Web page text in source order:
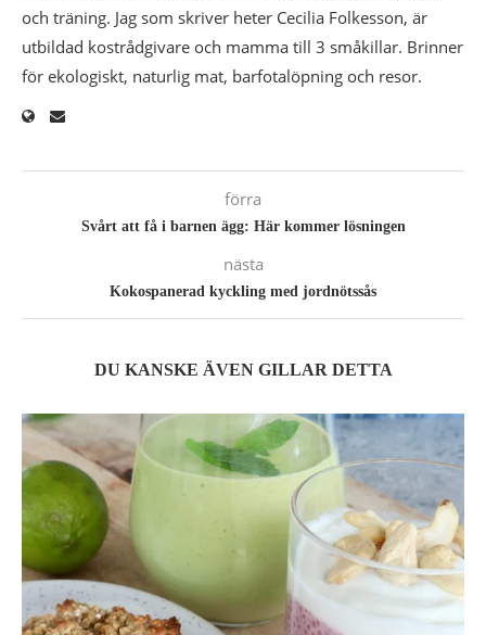
och träning. Jag som skriver heter Cecilia Folkesson, är
utbildad kostrådgivare och mamma till 3 småkillar. Brinner
för ekologiskt, naturlig mat, barfotalöpning och resor.
förra
Svårt att få i barnen ägg: Här kommer lösningen
nästa
Kokospanerad kyckling med jordnötssås
DU KANSKE ÄVEN GILLAR DETTA